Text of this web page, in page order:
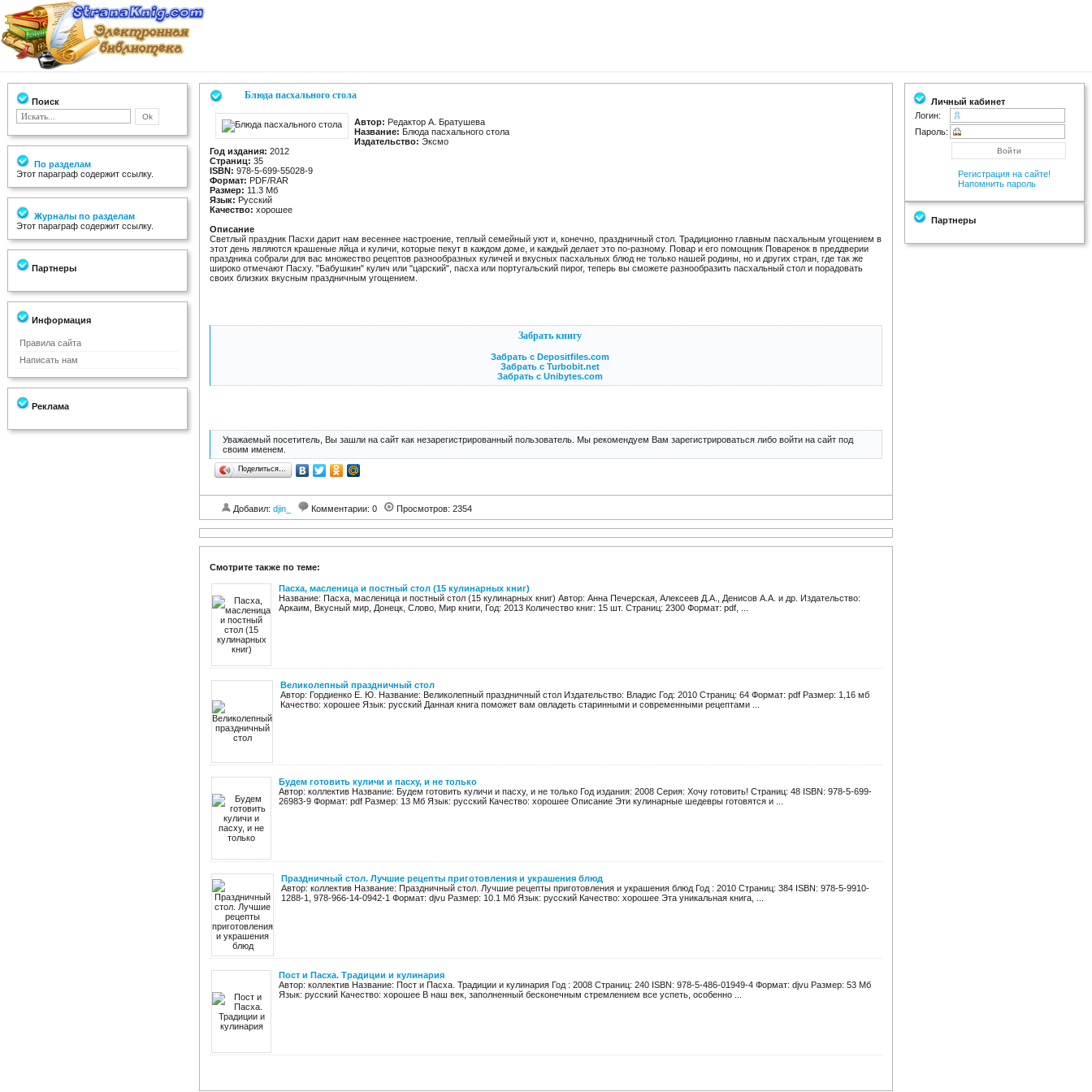
Поиск
По разделам
Этот параграф содержит ссылку.
Журналы по разделам
Этот параграф содержит ссылку.
Партнеры
Информация
Правила сайта
Написать нам
Реклама
Блюда пасхального стола
Автор: Редактор А. Братушева
Название: Блюда пасхального стола
Издательство: Эксмо
Год издания: 2012
Страниц: 35
ISBN: 978-5-699-55028-9
Формат: PDF/RAR
Размер: 11.3 Мб
Язык: Русский
Качество: хорошее
Описание
Светлый праздник Пасхи дарит нам весеннее настроение, теплый семейный уют и, конечно, праздничный стол. Традиционно главным пасхальным угощением в
этот день являются крашеные яйца и куличи, которые пекут в каждом доме, и каждый делает это по-разному. Повар и его помощник Поваренок в преддверии
праздника собрали для вас множество рецептов разнообразных куличей и вкусных пасхальных блюд не только нашей родины, но и других стран, где так же
широко отмечают Пасху. "Бабушкин" кулич или "царский", пасха или португальский пирог, теперь вы сможете разнообразить пасхальный стол и порадовать
своих близких вкусным праздничным угощением.
Забрать книгу
Забрать с Depositfiles.com
Забрать с Turbobit.net
Забрать с Unibytes.com
Уважаемый посетитель, Вы зашли на сайт как незарегистрированный пользователь. Мы рекомендуем Вам зарегистрироваться либо войти на сайт под
своим именем.
Поделиться…
Добавил: djin_ Комментарии: 0 Просмотров: 2354
Смотрите также по теме:
Пасха, масленица и постный стол (15 кулинарных книг)
Название: Пасха, масленица и постный стол (15 кулинарных книг) Автор: Анна Печерская, Алексеев Д.А., Денисов А.А. и др. Издательство:
Аркаим, Вкусный мир, Донецк, Слово, Мир книги, Год: 2013 Количество книг: 15 шт. Страниц: 2300 Формат: pdf, ...
Великолепный праздничный стол
Автор: Гордиенко Е. Ю. Название: Великолепный праздничный стол Издательство: Владис Год: 2010 Страниц: 64 Формат: pdf Размер: 1,16 мб
Качество: хорошее Язык: русский Данная книга поможет вам овладеть старинными и современными рецептами ...
Будем готовить куличи и пасху, и не только
Автор: коллектив Название: Будем готовить куличи и пасху, и не только Год издания: 2008 Серия: Хочу готовить! Страниц: 48 ISBN: 978-5-699-
26983-9 Формат: pdf Размер: 13 Мб Язык: русский Качество: хорошее Описание Эти кулинарные шедевры готовятся и ...
Праздничный стол. Лучшие рецепты приготовления и украшения блюд
Автор: коллектив Название: Праздничный стол. Лучшие рецепты приготовления и украшения блюд Год : 2010 Страниц: 384 ISBN: 978-5-9910-
1288-1, 978-966-14-0942-1 Формат: djvu Размер: 10.1 Мб Язык: русский Качество: хорошее Эта уникальная книга, ...
Пост и Пасха. Традиции и кулинария
Автор: коллектив Название: Пост и Пасха. Традиции и кулинария Год : 2008 Страниц: 240 ISBN: 978-5-486-01949-4 Формат: djvu Размер: 53 Мб
Язык: русский Качество: хорошее В наш век, заполненный бесконечным стремлением все успеть, особенно ...
Личный кабинет
Логин:
Пароль:
Регистрация на сайте!
Напомнить пароль
Партнеры